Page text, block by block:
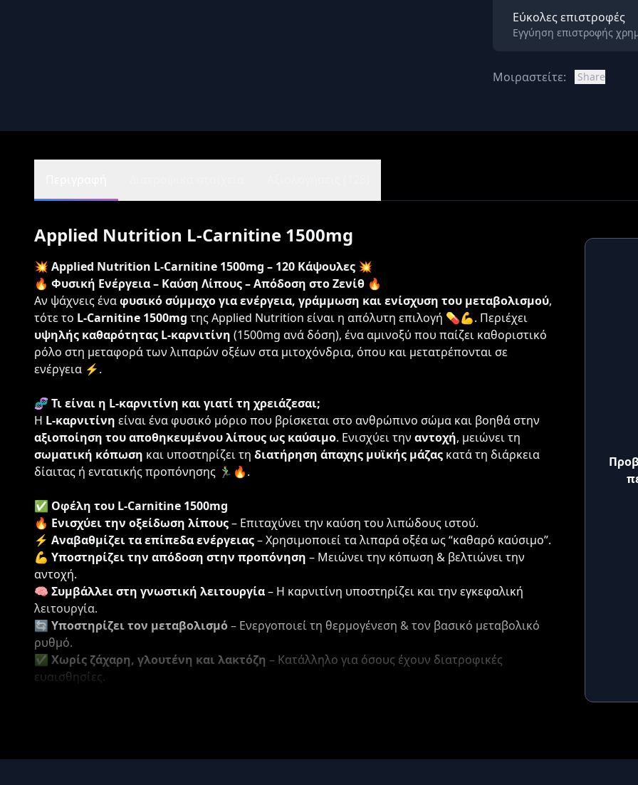
Εύκολες επιστροφές
Εγγύηση επιστροφής
Μοιραστείτε: Share
Applied Nutrition L-Carnitine 1500mg
💥 Applied Nutrition L-Carnitine 1500mg – 120 Κάψουλες 💥
🔥 Φυσική Ενέργεια – Καύση Λίπους – Απόδοση στο Ζενίθ 🔥
Αν ψάχνεις έναφυσικό σύμμαχο για ενέργεια, γράμμωση και ενίσχυση του μεταβολισμού,
τότε το L-Carnitine 1500mg της Applied Nutrition είναι η απόλυτη επιλογή 💊💪. Περιέχει
υψηλής καθαρότητας L-καρνιτίνη (1500mg ανά δόση), ένα αμινοξύ που παίζει καθοριστικό
ρόλο στη μεταφορά των λιπαρών οξέων στα μιτοχόνδρια, όπου και μετατρέπονται σε
ενέργεια ⚡.
🧬 Τι είναι η L-καρνιτίνη και γιατί τη χρειάζεσαι;
Η L-καρνιτίνη είναι ένα φυσικό μόριο που βρίσκεται στο ανθρώπινο σώμα και βοηθά στην
αξιοποίηση του αποθηκευμένου λίπους ως καύσιμο. Ενισχύει την αντοχή, μειώνει τη
σωματική κόπωση και υποστηρίζει τη διατήρηση άπαχης μυϊκής μάζας κατά τη διάρκεια
δίαιτας ή εντατικής προπόνησης 🏃‍♂️🔥.
✅ Οφέλη του L-Carnitine 1500mg
🔥 Ενισχύει την οξείδωση λίπους– Επιταχύνει την καύση του λιπώδους ιστού.
⚡ Αναβαθμίζει τα επίπεδα ενέργειας– Χρησιμοποιεί τα λιπαρά οξέα ως “καθαρό καύσιμο”.
💪 Υποστηρίζει την απόδοση στην προπόνηση – Μειώνει την κόπωση & βελτιώνει την
αντοχή.
🧠 Συμβάλλει στη γνωστική λειτουργία– Η καρνιτίνη υποστηρίζει και την εγκεφαλική
λειτουργία.
🔄 Υποστηρίζει τον μεταβολισμό– Ενεργοποιεί τη θερμογένεση & τον βασικό μεταβολικό
ρυθμό.
✅ Χωρίς ζάχαρη, γλουτένη και λακτόζη – Κατάλληλο για όσους έχουν διατροφικές
ευαισθησίες.